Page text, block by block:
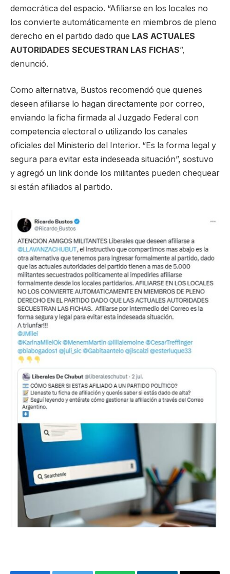
democrática del espacio. “Afiliarse en los locales no
los convierte automáticamente en miembros de pleno
derecho en el partido dado que LAS ACTUALES
AUTORIDADES SECUESTRAN LAS FICHAS”,
denunció.
Como alternativa, Bustos recomendó que quienes
deseen afiliarse lo hagan directamente por correo,
enviando la ficha firmada al Juzgado Federal con
competencia electoral o utilizando los canales
oficiales del Ministerio del Interior. “Es la forma legal y
segura para evitar esta indeseada situación”, sostuvo
y agregó un link donde los militantes pueden chequear
si están afiliados al partido.